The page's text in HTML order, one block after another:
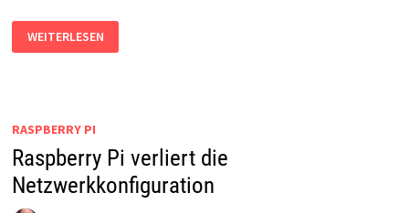
BACKUP
FÜR
DER
GEDREHT?
WEITERLESEN
RASPBERRY PI
Raspberry Pi verliert die
Netzwerkkonfiguration